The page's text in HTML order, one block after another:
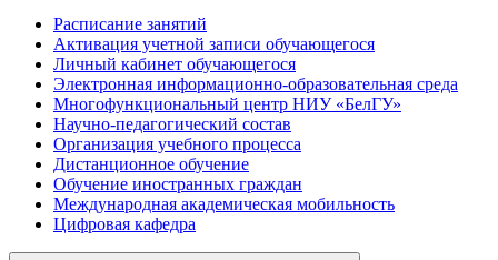
Расписание занятий
Активация учетной записи обучающегося
Личный кабинет обучающегося
Электронная информационно-образовательная среда
Многофункциональный центр НИУ «БелГУ»
Научно-педагогический состав
Организация учебного процесса
Дистанционное обучение
Обучение иностранных граждан
Международная академическая мобильность
Цифровая кафедра